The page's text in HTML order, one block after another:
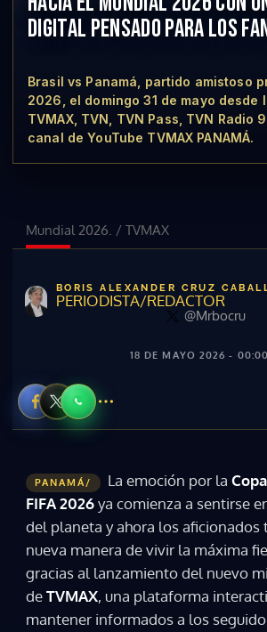
DIGITAL PENSADO PARA LOS
Brasil vs Panamá, partido amistoso
2026, el domingo 31 de mayo desde
TVMAX, TVN, TVN Pass, TVN Radio
canal de YouTube TVMAX PANAMÁ.
Mundial 2026. / TVMAX
BORIS ALEXANDER CRUZ
PERIODISTA/REDACTOR
@Mrbocru
18 DE MAYO 2026 - 00:00
PANAMÁ/ La emoción por la
FIFA 2026ya comienza a sentirse
del planeta y ahora los aficionados
nueva manera de vivir la máxima
gracias al lanzamiento del nuevo
deTVMAX, una plataforma
mantener informados a los